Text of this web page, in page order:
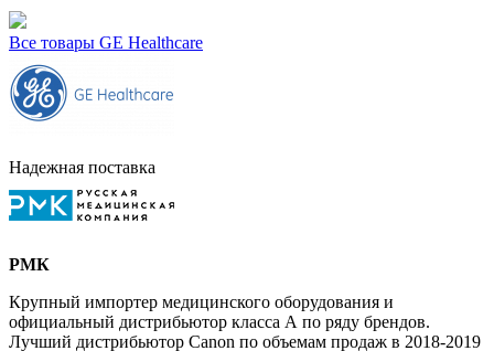
Все товары GE Healthcare
Надежная поставка
РМК
Крупный импортер медицинского оборудования и
официальный дистрибьютор класса А по ряду брендов.
Лучший дистрибьютор Canon по объемам продаж в 2018-2019